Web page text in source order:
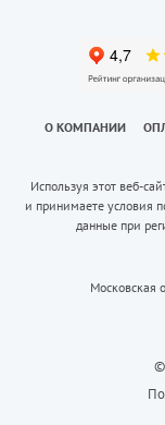
О КОМПАНИИ
Используя этот веб-
и принимаете условия
данные при
Московская
©